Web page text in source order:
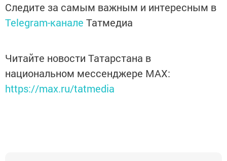
Следите за самым важным и интересным в
Telegram-канале Татмедиа
Читайте новости Татарстана в
национальном мессенджере MАХ:
https://max.ru/tatmedia